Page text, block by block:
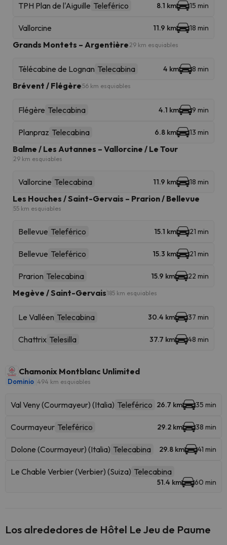
TPH Plan de l'Aiguille Teleférico 8.1 km 15 min
Vallorcine 11.9 km 18 min
Grands Montets – Argentière 29 km esquiables
Télécabine de Lognan Telecabina 4 km 8 min
Brévent / Flégère 56 km esquiables
Flégère Telecabina 4.1 km 9 min
Planpraz Telecabina 6.8 km 13 min
Balme / Les Autannes – Vallorcine / Le Tour
29 km esquiables
Vallorcine Telecabina 11.9 km 18 min
Les Houches / Saint-Gervais – Prarion / Bellevue
55 km esquiables
Bellevue Teleférico 15.1 km 21 min
Bellevue Teleférico 15.3 km 21 min
Prarion Telecabina 15.9 km 22 min
Megève / Saint-Gervais185 km esquiables
Le Valléen Telecabina 30.4 km 37 min
Chattrix Telesilla 37.7 km 48 min
Chamonix Montblanc Unlimited
Dominio 494 km esquiables
Val Veny (Courmayeur) (Italia) Teleférico 26.7 km 35 min
Courmayeur Teleférico 29.2 km 38 min
Dolone (Courmayeur) (Italia) Telecabina 29.8 km 41 min
Le Chable Verbier (Verbier) (Suiza) Telecabina
51.4 km 60 min
Los alrededores de Hôtel Le Jeu de Paume